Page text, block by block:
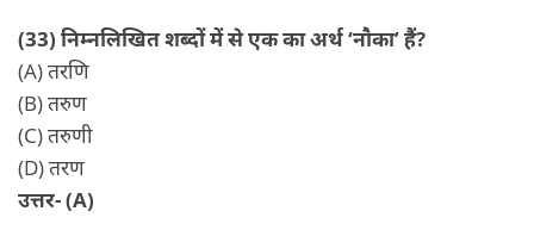
(33) निम्नलिखित शब्दों में से एक का अर्थ ‘नौका’ हैं?
(A) तरणि
(B) तरुण
(C) तरुणी
(D) तरण
उत्तर- (A)